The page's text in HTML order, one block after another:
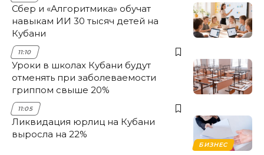
Сбер и «Алгоритмика» обучат
навыкам ИИ 30 тысяч детей на
Кубани
11:10
Уроки в школах Кубани будут
отменять при заболеваемости
гриппом свыше 20%
11:05
БИЗНЕС
Ликвидация юрлиц на Кубани
выросла на 22%